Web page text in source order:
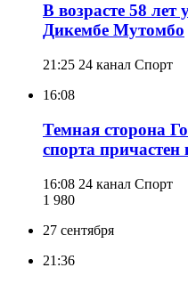
В возрасте 58
Дикембе Мутомбо
21:25 24 канал Спорт
16:08
Темная сторона
спорта
16:08 24 канал Спорт
1 980
27 сентября
21:36